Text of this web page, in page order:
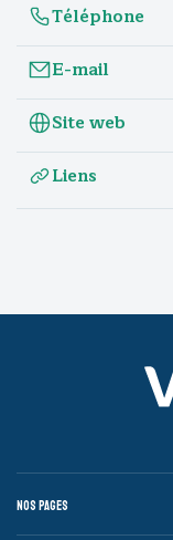
Téléphone
E-mail
Site web
Liens
Nos pages